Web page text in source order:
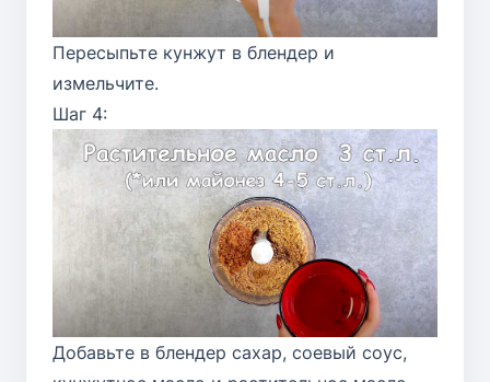
Пересыпьте кунжут в блендер и
измельчите.
Шаг 4:
Добавьте в блендер сахар, соевый соус,